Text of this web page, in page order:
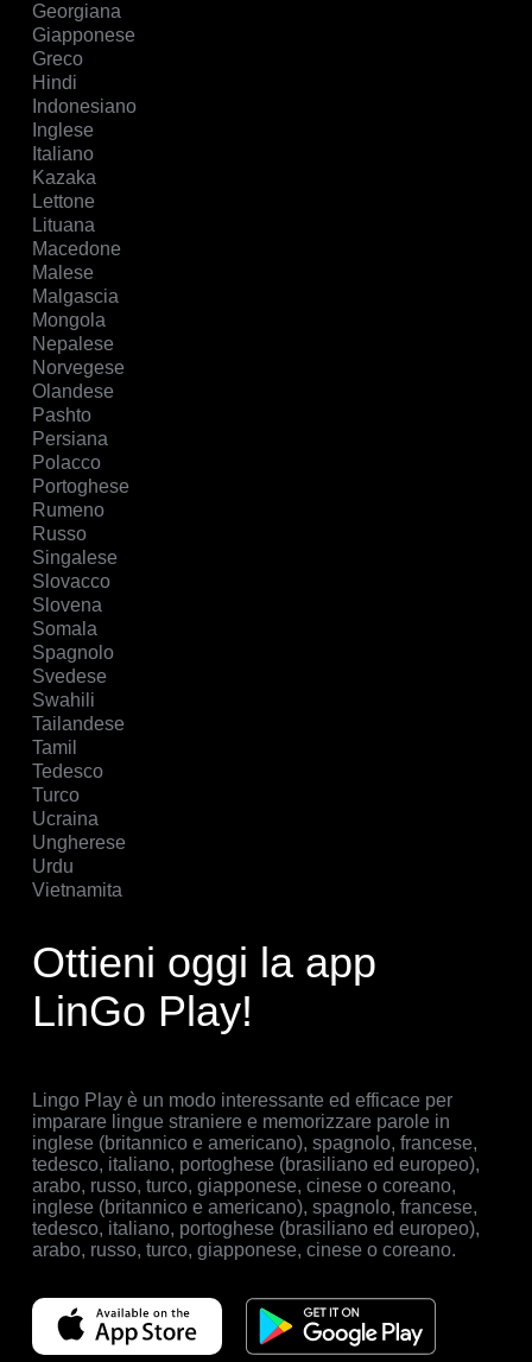
Georgiana
Giapponese
Greco
Hindi
Indonesiano
Inglese
Italiano
Kazaka
Lettone
Lituana
Macedone
Malese
Malgascia
Mongola
Nepalese
Norvegese
Olandese
Pashto
Persiana
Polacco
Portoghese
Rumeno
Russo
Singalese
Slovacco
Slovena
Somala
Spagnolo
Svedese
Swahili
Tailandese
Tamil
Tedesco
Turco
Ucraina
Ungherese
Urdu
Vietnamita
Ottieni oggi la app
LinGo Play!
Lingo Play è un modo interessante ed efficace per
imparare lingue straniere e memorizzare parole in
inglese (britannico e americano), spagnolo, francese,
tedesco, italiano, portoghese (brasiliano ed europeo),
arabo, russo, turco, giapponese, cinese o coreano,
inglese (britannico e americano), spagnolo, francese,
tedesco, italiano, portoghese (brasiliano ed europeo),
arabo, russo, turco, giapponese, cinese o coreano.